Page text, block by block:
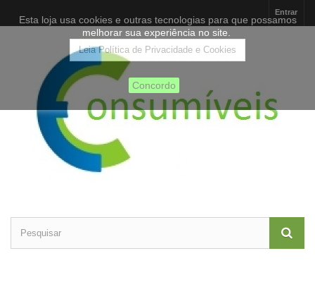
Entrar
Esta loja usa cookies e outras tecnologias para que possamos
melhorar sua experiência no site.
Leia Política de Privacidade e Cookies
Concordo